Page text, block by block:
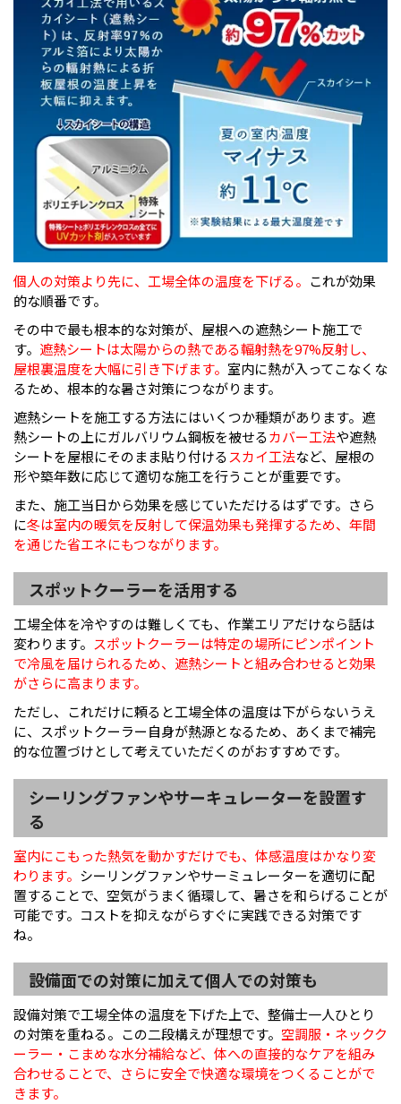
個人の対策より先に、工場全体の温度を下げる。 これが効果
的な順番です。
その中で最も根本的な対策が、屋根への遮熱シート施工で
す。 遮熱シートは太陽からの熱である輻射熱を97%反射し、
屋根裏温度を大幅に引き下げます。 室内に熱が入ってこなくな
るため、根本的な暑さ対策につながります。
遮熱シートを施工する方法にはいくつか種類があります。遮
熱シートの上にガルバリウム鋼板を被せるカバー工法や遮熱
シートを屋根にそのまま貼り付けるスカイ工法など、屋根の
形や築年数に応じて適切な施工を行うことが重要です。
また、施工当日から効果を感じていただけるはずです。さら
に冬は室内の暖気を反射して保温効果も発揮するため、年間
を通じた省エネにもつながります。
スポットクーラーを活用する
工場全体を冷やすのは難しくても、作業エリアだけなら話は
変わります。 スポットクーラーは特定の場所にピンポイント
で冷風を届けられるため、遮熱シートと組み合わせると効果
がさらに高まります。
ただし、これだけに頼ると工場全体の温度は下がらないうえ
に、スポットクーラー自身が熱源となるため、あくまで補完
的な位置づけとして考えていただくのがおすすめです。
シーリングファンやサーキュレーターを設置す
る
室内にこもった熱気を動かすだけでも、体感温度はかなり変
わります。 シーリングファンやサーミュレーターを適切に配
置することで、空気がうまく循環して、暑さを和らげることが
可能です。コストを抑えながらすぐに実践できる対策です
ね。
設備面での対策に加えて個人での対策も
設備対策で工場全体の温度を下げた上で、整備士一人ひとり
の対策を重ねる。この二段構えが理想です。 空調服・ネックク
ーラー・こまめな水分補給など、体への直接的なケアを組み
合わせることで、さらに安全で快適な環境をつくることがで
きます。